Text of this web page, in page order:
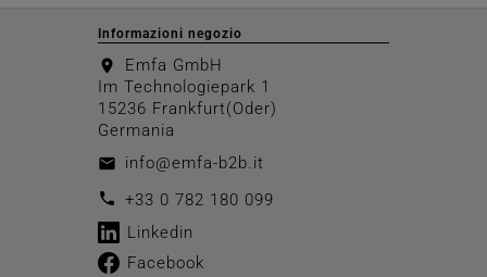
Informazioni negozio
location_on
Emfa GmbH
Im Technologiepark 1
15236 Frankfurt(Oder)
Germania
email info@emfa-b2b.it
call +33 0 782 180 099
Linkedin
Facebook